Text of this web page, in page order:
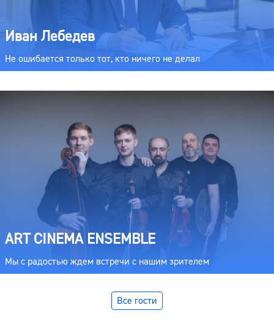
Иван Лебедев
Не ошибается только тот, кто ничего не делал
ART CINEMA ENSEMBLE
Мы с радостью ждем встречи с нашим зрителем
Все гости